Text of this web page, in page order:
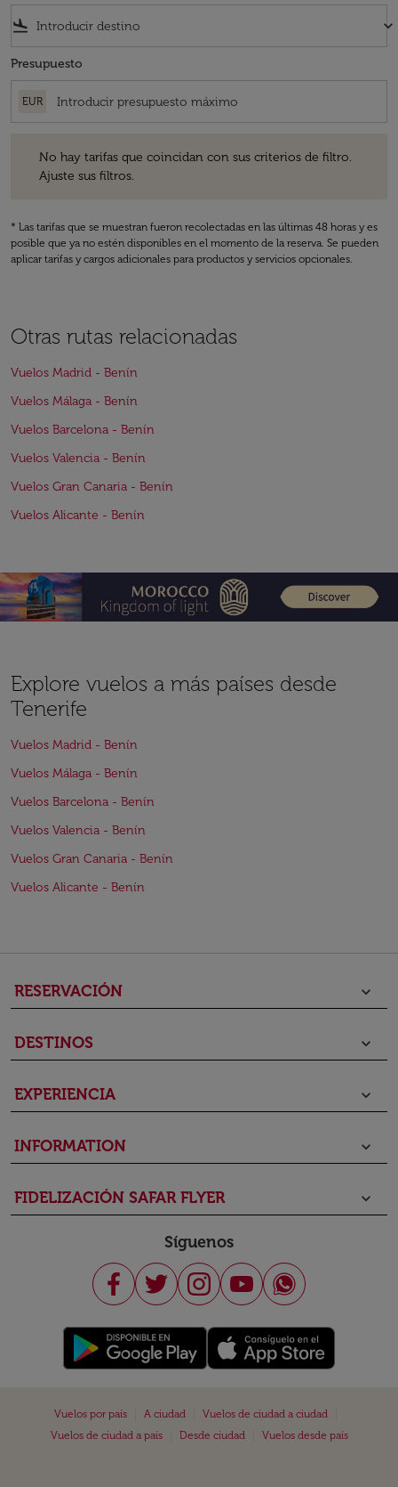
flight_land keyboard_arrow_down
Presupuesto
EUR
No hay tarifas que coincidan con sus criterios de filtro.
Ajuste sus filtros.
* Las tarifas que se muestran fueron recolectadas en las últimas 48 horas y es
posible que ya no estén disponibles en el momento de la reserva. Se pueden
aplicar tarifas y cargos adicionales para productos y servicios opcionales.
Otras rutas relacionadas
Vuelos Madrid - Benín
Vuelos Málaga - Benín
Vuelos Barcelona - Benín
Vuelos Valencia - Benín
Vuelos Gran Canaria - Benín
Vuelos Alicante - Benín
Explore vuelos a más países desde
Tenerife
Vuelos Madrid - Benín
Vuelos Málaga - Benín
Vuelos Barcelona - Benín
Vuelos Valencia - Benín
Vuelos Gran Canaria - Benín
Vuelos Alicante - Benín
RESERVACIÓN keyboard_arrow_down
DESTINOS keyboard_arrow_down
EXPERIENCIA keyboard_arrow_down
INFORMATION keyboard_arrow_down
FIDELIZACIÓN SAFAR FLYER keyboard_arrow_down
Síguenos
Vuelos por país A ciudad Vuelos de ciudad a ciudad
Vuelos de ciudad a país
Desde ciudad Vuelos desde país